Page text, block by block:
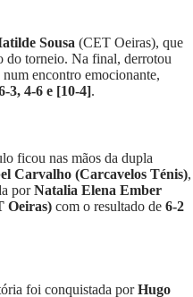
Sousa (CET Oeiras), que
do torneio. Na final, derrotou
encontro emocionante,
3, 4-6 e [10-4].
ficou nas mãos da dupla
Carvalho (Carcavelos Ténis),
porNatalia Elena Ember
Oeiras) com o resultado de 6-2
foi conquistada porHugo